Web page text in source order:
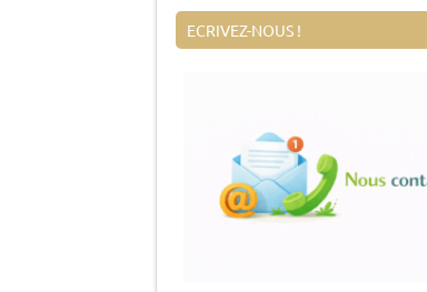
ECRIVEZ-NOUS !